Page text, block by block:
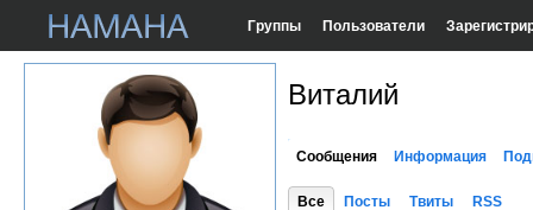
Группы Пользователи
Виталий
Сообщения Информация
Все Посты Твиты RSS